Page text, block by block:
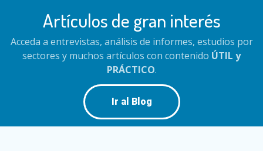
Artículos de gran interés
Acceda a entrevistas, análisis de informes, estudios por
sectores y muchos artículos con contenido ÚTIL y
PRÁCTICO.
Ir al Blog